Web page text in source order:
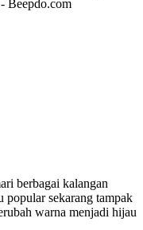
berbagai kalangan
popular sekarang tampak
warna menjadi hijau